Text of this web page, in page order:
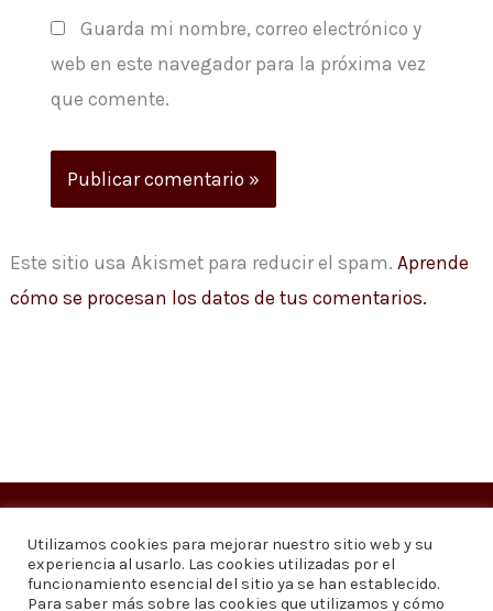
Guarda mi nombre, correo electrónico y
web en este navegador para la próxima vez
que comente.
Este sitio usa Akismet para reducir el spam.Aprende
cómo se procesan los datos de tus comentarios.
Copyright © 2026Visión 20/20 Noticias
Visión 20/20 Noticias - Edición 1.095
Utilizamos cookies para mejorar nuestro sitio web y su
experiencia al usarlo. Las cookies utilizadas por el
funcionamiento esencial del sitio ya se han establecido.
Para saber más sobre las cookies que utilizamos y cómo